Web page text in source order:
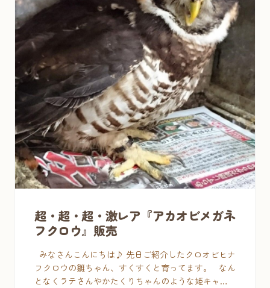
超・超・超・激レア『アカオビメガネ
フクロウ』販売
みなさんこんにちは♪ 先日ご紹介したクロオビヒナ
フクロウの雛ちゃん、すくすくと育ってます。 なん
となくラテさんやかたくりちゃんのような姫キャラ